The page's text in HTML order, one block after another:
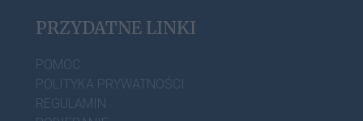
PRZYDATNE LINKI
POMOC
POLITYKA PRYWATNOŚCI
REGULAMIN